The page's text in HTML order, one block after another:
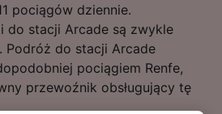
pociągów dziennie.
do stacji Arcade są zwykle
Podróż do stacji Arcade
pociągiem Renfe,
przewoźnik obsługujący tę